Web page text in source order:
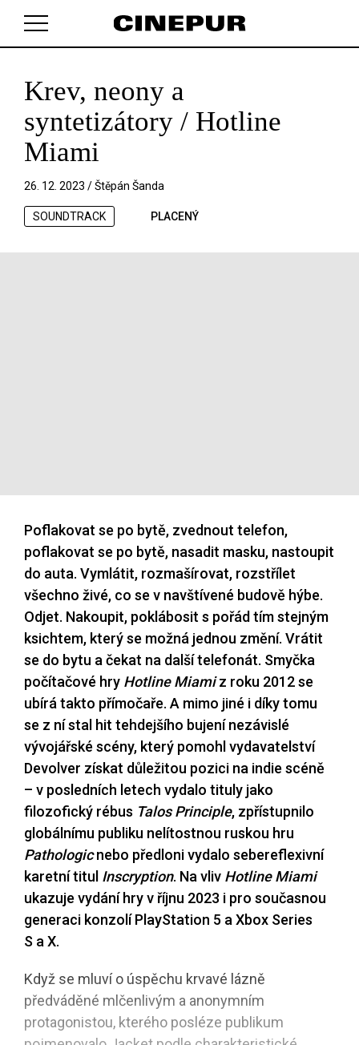
V košíku zatím nemáte žádné položky.
Krev, neony a
syntetizátory / Hotline
Miami
26. 12. 2023 /Štěpán Šanda
SOUNDTRACK PLACENÝ
Poflakovat se po bytě, zvednout telefon,
poflakovat se po bytě, nasadit masku, nastoupit
do auta. Vymlátit, rozmašírovat, rozstřílet
všechno živé, co se v navštívené budově hýbe.
Odjet. Nakoupit, poklábosit s pořád tím stejným
ksichtem, který se možná jednou změní. Vrátit
se do bytu a čekat na další telefonát. Smyčka
počítačové hry Hotline Miamiz roku 2012 se
ubírá takto přímočaře. A mimo jiné i díky tomu
se z ní stal hit tehdejšího bujení nezávislé
vývojářské scény, který pomohl vydavatelství
Devolver získat důležitou pozici na indie scéně
– v posledních letech vydalo tituly jako
filozofický rébus Talos Principle, zpřístupnilo
globálnímu publiku nelítostnou ruskou hru
Pathologicnebo předloni vydalo sebereflexivní
karetní titul Inscryption. Na vliv Hotline Miami
ukazuje vydání hry v říjnu 2023 i pro současnou
generaci konzolí PlayStation 5 a Xbox Series
S a X.
Když se mluví o úspěchu krvavé lázně
předváděné mlčenlivým a anonymním
protagonistou, kterého posléze publikum